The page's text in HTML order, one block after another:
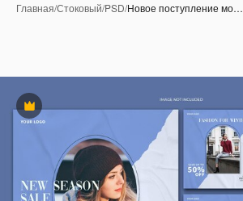
Главная/Стоковый/PSD/Новое поступление мо…
Премиум